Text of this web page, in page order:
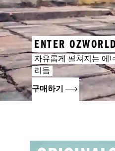
ENTER
자유롭게 펼쳐지는 에
리듬
구매하기